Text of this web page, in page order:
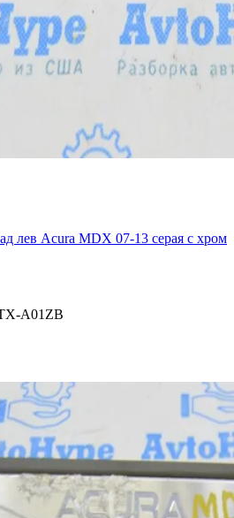
лев Acura MDX 07-13 серая с хром
A01ZB